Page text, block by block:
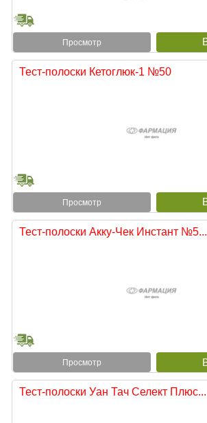
Просмотр
Тест-полоски Кетоглюк-1 №50
Просмотр
Тест-полоски Акку-Чек Инстант №5...
Просмотр
Тест-полоски Уан Тач Селект Плюс...